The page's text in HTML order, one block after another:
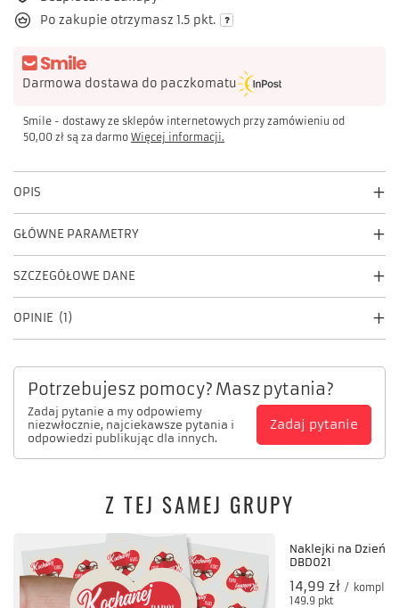
Po zakupie otrzymasz 1.5 pkt.
Darmowa dostawa do paczkomatu
Smile - dostawy ze sklepów internetowych przy zamówieniu od
50,00 zł są za darmo Więcej informacji.
OPIS
GŁÓWNE PARAMETRY
SZCZEGÓŁOWE DANE
OPINIE (1)
Potrzebujesz pomocy? Masz pytania?
Zadaj pytanie a my odpowiemy
niezwłocznie, najciekawsze pytania i
odpowiedzi publikując dla innych.
Zadaj pytanie
Z TEJ SAMEJ GRUPY
Naklejki na Dzień
DBD021
14,99 zł / komplet
149.9 pkt